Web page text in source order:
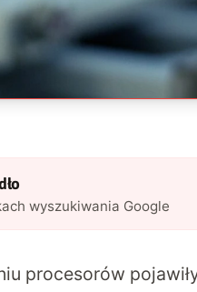
wyszukiwania Google
procesorów